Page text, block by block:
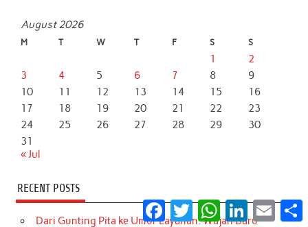
August 2026
M T W T F S S
1
2
3
4 5 6 7 8
9
10
11 12 13 14 15
16
17
18 19 20 21 22
23
24
25 26 27 28 29
30
31
« Jul
RECENT POSTS
Dari Gunting Pita ke Umur Layanan: Wajah Baru
Facebook
TwitterWhatsApp
LinkedInEmail